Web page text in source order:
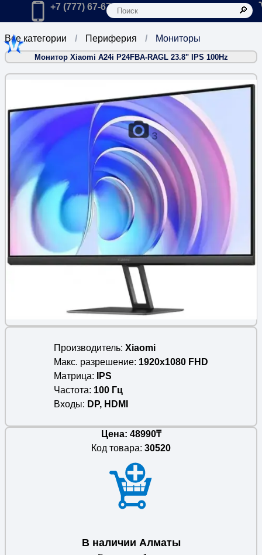
Главная
Позвонить в компанию по телефону:
+7 (777) 67-67-666
Мониторы
Периферия
Все категории
Монитор Xiaomi A24i P24FBA-RAGL 23.8" IPS 100Hz
3
Производитель Xiaomi
Макс. разрешение 1920x1080 FHD
Матрица
IPS
Частота 100 Гц
Входы
DP, HDMI
Цена: 48990₸
Код товара: 30520
В наличии Алматы